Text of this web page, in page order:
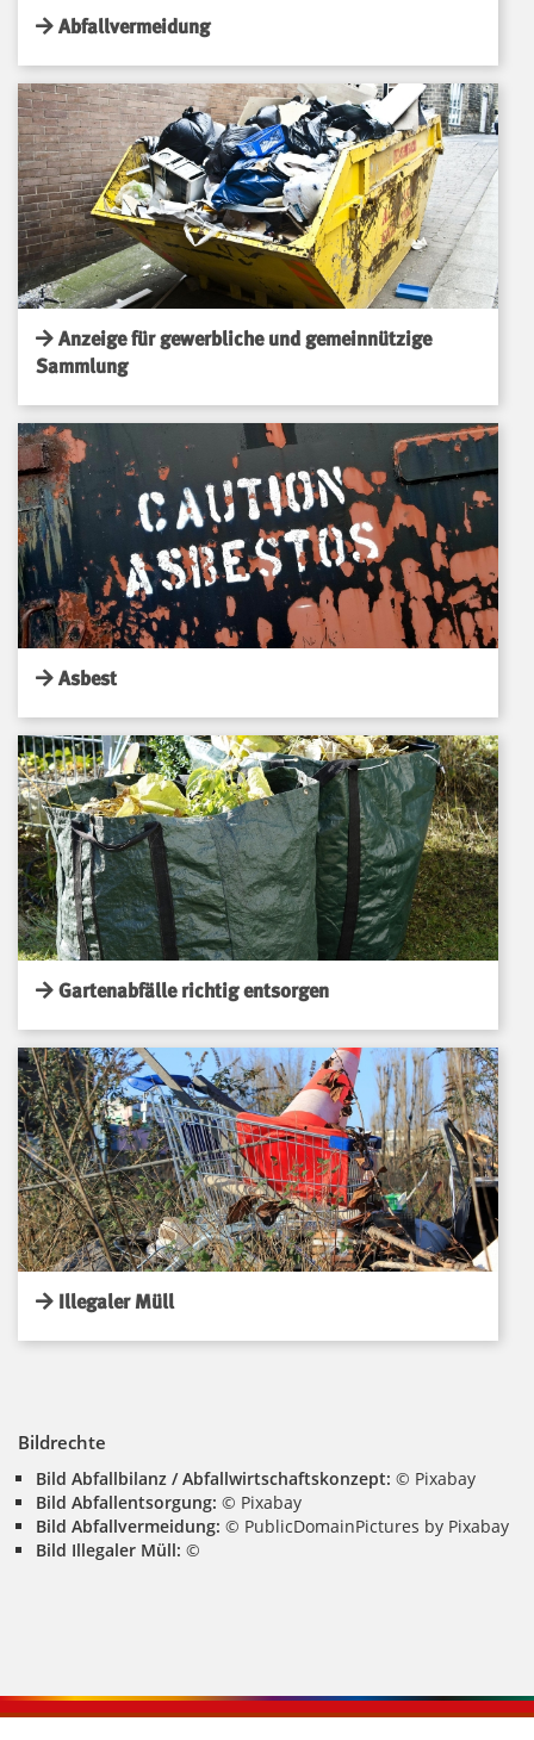
Abfallvermeidung
Anzeige für gewerbliche und gemeinnützige
Sammlung
Asbest
Gartenabfälle richtig entsorgen
Illegaler Müll
Bildrechte
Bild Abfallbilanz / Abfallwirtschaftskonzept: © Pixabay
Bild Abfallentsorgung: © Pixabay
Bild Abfallvermeidung: © PublicDomainPictures by Pixabay
Bild Illegaler Müll: ©